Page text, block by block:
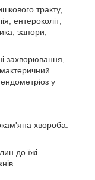
тракту,
ентероколіт;
запори,
захворювання,
у
хвороба.
до їжі.